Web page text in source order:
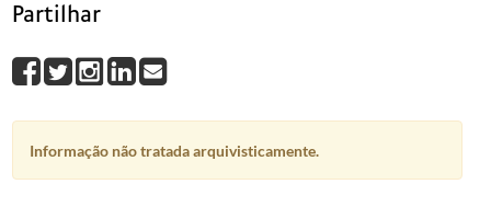
Partilhar
Informação não tratada arquivisticamente.